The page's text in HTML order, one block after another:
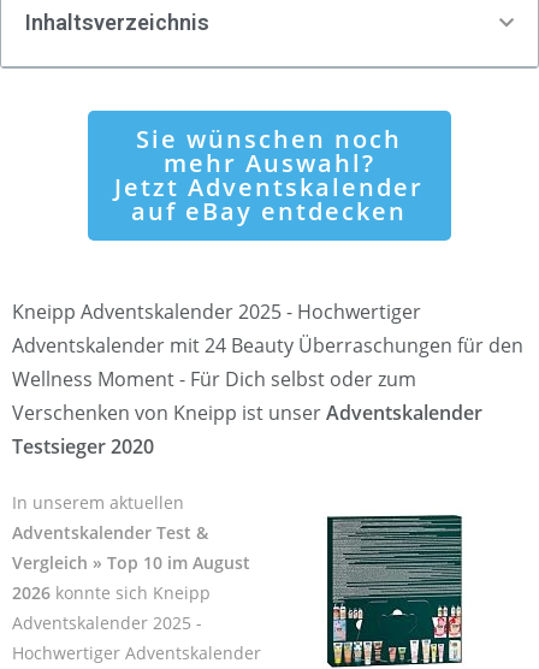
Inhaltsverzeichnis
Sie wünschen noch
mehr Auswahl?
Jetzt Adventskalender
auf eBay entdecken
Kneipp Adventskalender 2025 - Hochwertiger
Adventskalender mit 24 Beauty Überraschungen für den
Wellness Moment - Für Dich selbst oder zum
Verschenken von Kneipp ist unserAdventskalender
Testsieger 2020
In unserem aktuellen
Adventskalender Test &
Vergleich » Top 10 im August
2026 konnte sich Kneipp
Adventskalender 2025 -
Hochwertiger Adventskalender